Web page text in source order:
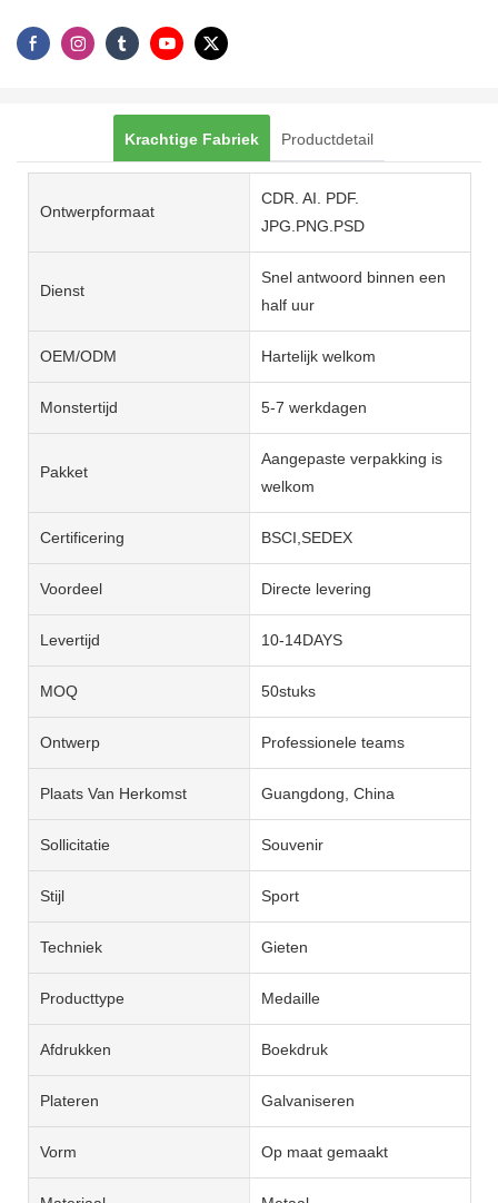
Krachtige Fabriek Productdetail
Ontwerpformaat
CDR. AI. PDF.
JPG.PNG.PSD
Dienst
Snel antwoord binnen een
half uur
OEM/ODM Hartelijk welkom
Monstertijd 5-7 werkdagen
Pakket
Aangepaste verpakking is
welkom
Certificering BSCI,SEDEX
Voordeel Directe levering
Levertijd 10-14DAYS
MOQ 50stuks
Ontwerp Professionele teams
Plaats Van Herkomst Guangdong, China
Sollicitatie Souvenir
Stijl Sport
Techniek Gieten
Producttype Medaille
Afdrukken Boekdruk
Plateren Galvaniseren
Vorm Op maat gemaakt